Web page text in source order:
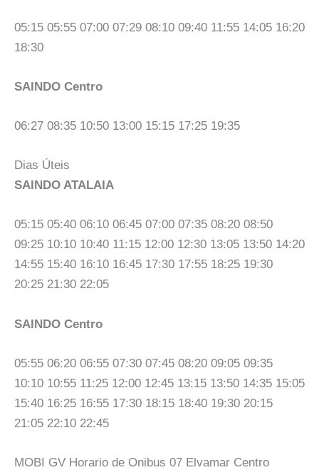
05:15 05:55 07:00 07:29 08:10 09:40 11:55 14:05 16:20
18:30
SAINDO Centro
06:27 08:35 10:50 13:00 15:15 17:25 19:35
Dias Úteis
SAINDO ATALAIA
05:15 05:40 06:10 06:45 07:00 07:35 08:20 08:50
09:25 10:10 10:40 11:15 12:00 12:30 13:05 13:50 14:20
14:55 15:40 16:10 16:45 17:30 17:55 18:25 19:30
20:25 21:30 22:05
SAINDO Centro
05:55 06:20 06:55 07:30 07:45 08:20 09:05 09:35
10:10 10:55 11:25 12:00 12:45 13:15 13:50 14:35 15:05
15:40 16:25 16:55 17:30 18:15 18:40 19:30 20:15
21:05 22:10 22:45
MOBI GV Horario de Onibus 07 Elvamar Centro